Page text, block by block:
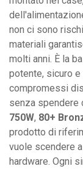
non ci sono
materiali
molti anni. È la
potente, sicuro
compromessi
senza spendere
750W, 80+
prodotto di
vuole scendere
hardware. Ogni